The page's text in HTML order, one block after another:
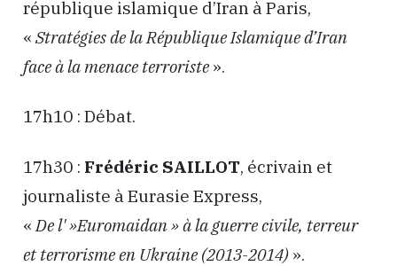
république islamique d’Iran à Paris,
« Stratégies de la République Islamique d’Iran
face à la menace terroriste ».
17h10 : Débat.
17h30 : Frédéric SAILLOT, écrivain et
journaliste à Eurasie Express,
«De l' »Euromaidan » à la guerre civile, terreur
et terrorisme en Ukraine (2013-2014) ».